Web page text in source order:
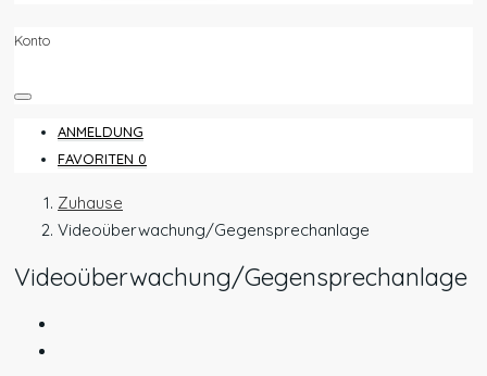
Konto
ANMELDUNG
FAVORITEN 0
Zuhause
Videoüberwachung/Gegensprechanlage
Videoüberwachung/Gegensprechanlage